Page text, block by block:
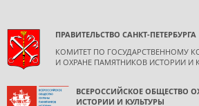
ПРАВИТЕЛЬСТВО САНКТ-ПЕТЕРБУРГА
КОМИТЕТ ПО ГОСУДАРСТВЕННОМУ
И ОХРАНЕ ПАМЯТНИКОВ ИСТОРИИ И
ВСЕРОССИЙСКОЕ ОБЩЕСТВО
ИСТОРИИ И КУЛЬТУРЫ